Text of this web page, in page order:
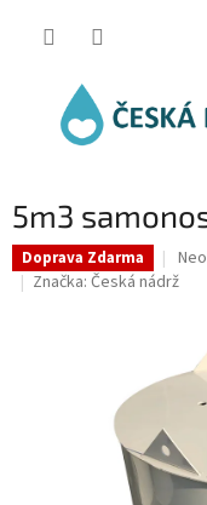
5m3
Doprava Zdarma
z
Značka: Česká nádrž